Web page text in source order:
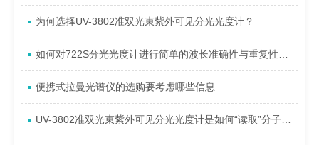
为何选择UV-3802准双光束紫外可见分光光度计？
如何对722S分光光度计进行简单的波长准确性与重复性验证？
便携式拉曼光谱仪的选购要考虑哪些信息
UV-3802准双光束紫外可见分光光度计是如何“读取”分子信息的？